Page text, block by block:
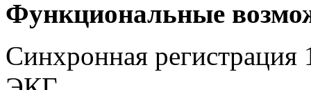
Функциональные
Синхронная